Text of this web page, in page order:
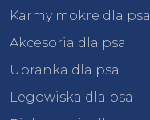
Karmy mokre dla psa
Akcesoria dla psa
Ubranka dla psa
Legowiska dla psa